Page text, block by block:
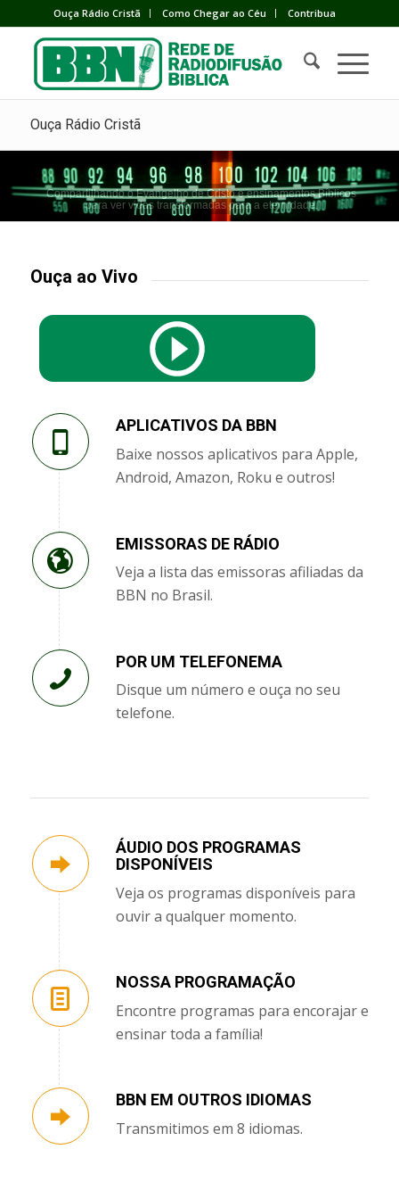
Ouça Rádio Cristã Como Chegar ao Céu Contribua
Ouça Rádio Cristã
Compartilhando o Evangelho de Cristo e ensinamentos Bíblicos
para ver vidas transformadas para a eternidade.
Ouça ao Vivo
APLICATIVOS DA BBN
Baixe nossos aplicativos para Apple,
Android, Amazon, Roku e outros!
EMISSORAS DE RÁDIO
Veja a lista das emissoras afiliadas da
BBN no Brasil.
POR UM TELEFONEMA
Disque um número e ouça no seu
telefone.
ÁUDIO DOS PROGRAMAS
DISPONÍVEIS
Veja os programas disponíveis para
ouvir a qualquer momento.
NOSSA PROGRAMAÇÃO
Encontre programas para encorajar e
ensinar toda a família!
BBN EM OUTROS IDIOMAS
Transmitimos em 8 idiomas.